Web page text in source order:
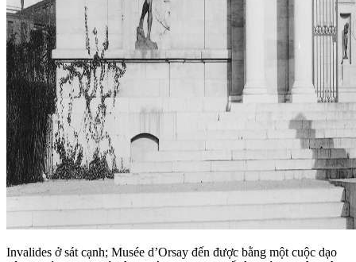
Invalides ở sát cạnh; Musée d’Orsay đến được bằng một cuộc dạo